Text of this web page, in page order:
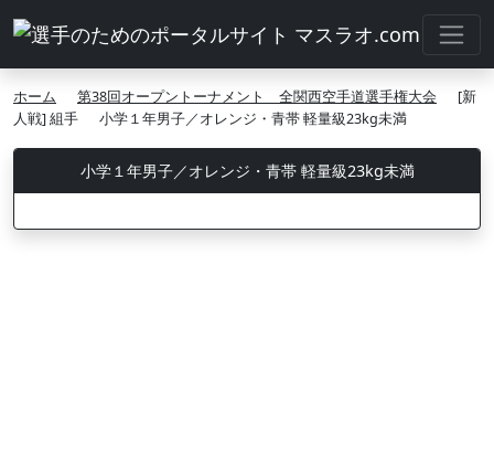
ホーム 第38回オープントーナメント 全関西空手道選手権大会
[新
人戦] 組手
小学１年男子／オレンジ・青帯 軽量級23kg未満
小学１年男子／オレンジ・青帯 軽量級23kg未満